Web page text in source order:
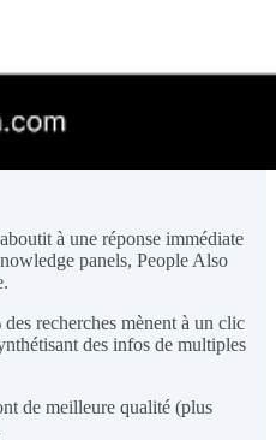
à une réponse immédiate
panels, People Also
recherches mènent à un clic
des infos de multiples
de meilleure qualité (plus